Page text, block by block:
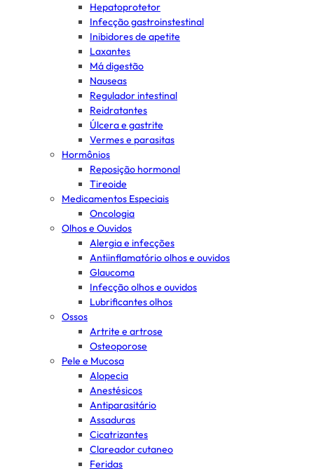
Hepatoprotetor
Infecção gastroinstestinal
Inibidores de apetite
Laxantes
Má digestão
Nauseas
Regulador intestinal
Reidratantes
Úlcera e gastrite
Vermes e parasitas
Hormônios
Reposição hormonal
Tireoide
Medicamentos Especiais
Oncologia
Olhos e Ouvidos
Alergia e infecções
Antiinflamatório olhos e ouvidos
Glaucoma
Infecção olhos e ouvidos
Lubrificantes olhos
Ossos
Artrite e artrose
Osteoporose
Pele e Mucosa
Alopecia
Anestésicos
Antiparasitário
Assaduras
Cicatrizantes
Clareador cutaneo
Feridas